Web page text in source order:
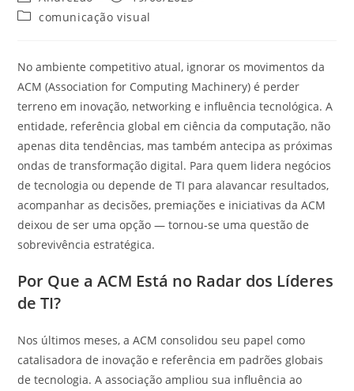
comunicação visual
No ambiente competitivo atual, ignorar os movimentos da
ACM (Association for Computing Machinery) é perder
terreno em inovação, networking e influência tecnológica. A
entidade, referência global em ciência da computação, não
apenas dita tendências, mas também antecipa as próximas
ondas de transformação digital. Para quem lidera negócios
de tecnologia ou depende de TI para alavancar resultados,
acompanhar as decisões, premiações e iniciativas da ACM
deixou de ser uma opção — tornou-se uma questão de
sobrevivência estratégica.
Por Que a ACM Está no Radar dos Líderes
de TI?
Nos últimos meses, a ACM consolidou seu papel como
catalisadora de inovação e referência em padrões globais
de tecnologia. A associação ampliou sua influência ao